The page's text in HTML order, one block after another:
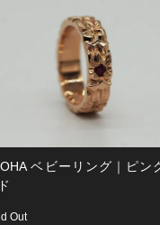
ベビーリング｜ピン
Out